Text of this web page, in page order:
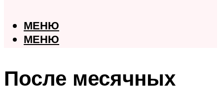
МЕНЮ
МЕНЮ
После месячных